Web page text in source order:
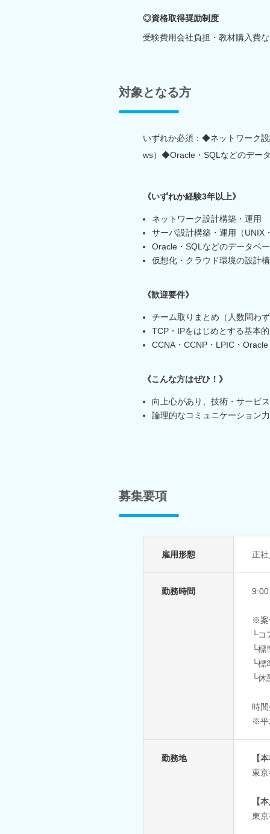
◎資格取得奨励制度
受験費用会社負担・教材購入費
対象となる方
いずれか必須：◆ネットワーク
ws）◆Oracle・SQLなどのデー
《いずれか経験3年以上》
ネットワーク設計構築・運用
サーバ設計構築・運用（UNIX
Oracle・SQLなどのデータベ
仮想化・クラウド環境の設計
《歓迎要件》
チーム取りまとめ（人数問わ
TCP・IPをはじめとする基本
CCNA・CCNP・LPIC・
《こんな方はぜひ！》
向上心があり、技術・サービ
論理的なコミュニケーション
募集要項
雇用形態 正
勤務時間
※案
└コ
└標
└標
└休
時
※平
勤務地
【
東
【
東